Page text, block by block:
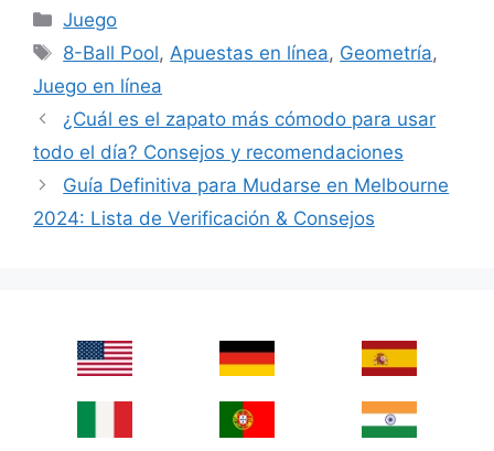
Categories
Juego
Tags
8-Ball Pool, Apuestas en línea, Geometría,
Juego en línea
¿Cuál es el zapato más cómodo para usar
todo el día? Consejos y recomendaciones
Guía Definitiva para Mudarse en Melbourne
2024: Lista de Verificación & Consejos